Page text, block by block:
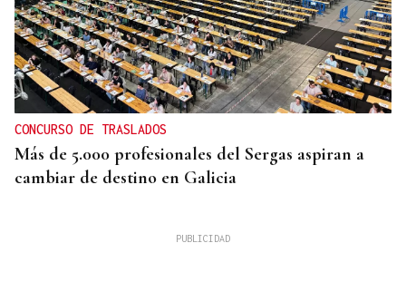
CONCURSO DE TRASLADOS
Más de 5.000 profesionales del Sergas aspiran a
cambiar de destino en Galicia